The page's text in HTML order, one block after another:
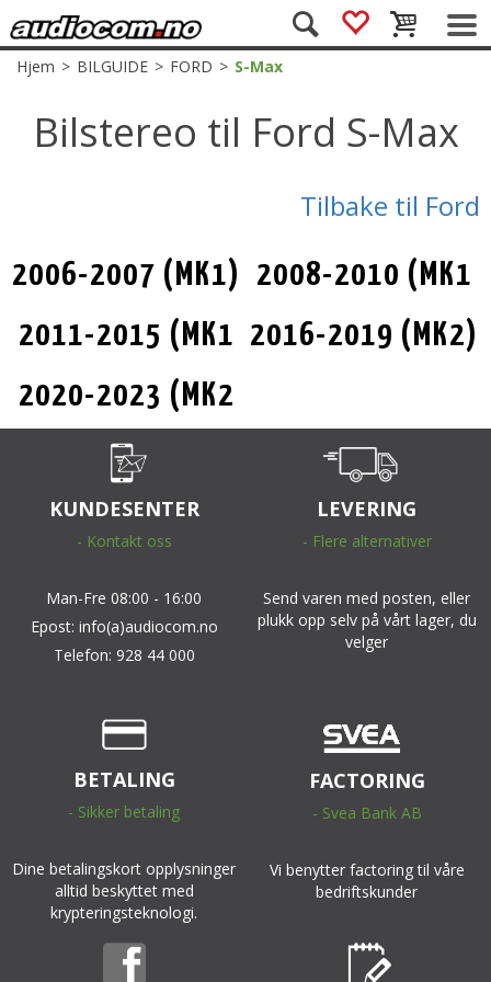
Hjem>BILGUIDE>FORD>S-Max
Bilstereo til Ford S-Max
Tilbake til Ford
2006-2007 (MK1)
2008-2010 (MK1
int.Facelift)
2011-2015 (MK1
Facelift)
2016-2019 (MK2)
2020-2023 (MK2
Facelift)
KUNDESENTER
- Kontakt oss
Man-Fre 08:00 - 16:00
Epost: info(a)audiocom.no
Telefon: 928 44 000
LEVERING
- Flere alternativer
Send varen med posten, eller
plukk opp selv på vårt lager, du
velger
BETALING
- Sikker betaling
Dine betalingskort opplysninger
alltid beskyttet med
krypteringsteknologi.
FACTORING
- Svea Bank AB
Vi benytter factoring til våre
bedriftskunder